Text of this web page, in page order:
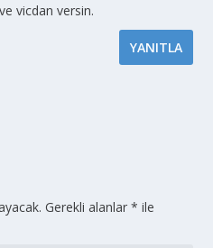
vicdan versin.
YANITLA
Gerekli alanlar* ile